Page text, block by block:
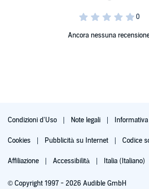
Ancora nessuna
Condizioni d'Uso Note legali
Cookies Pubblicità su Internet Codice
Affiliazione Accessibilità Italia (Italiano)
© Copyright 1997 - 2026 Audible GmbH